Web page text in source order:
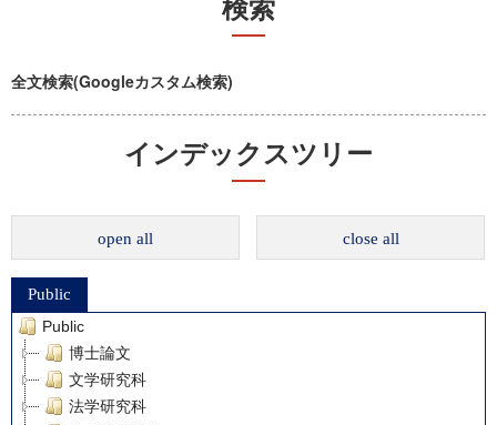
検索
全文検索(Googleカスタム検索)
インデックスツリー
open all close all
Public
Public
博士論文
文学研究科
法学研究科